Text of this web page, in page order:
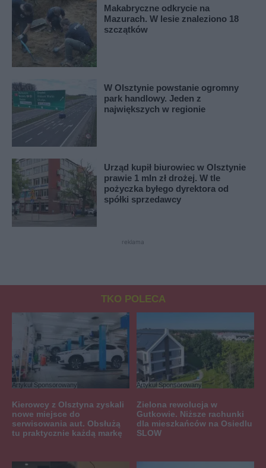
Makabryczne odkrycie na
Mazurach. W lesie znaleziono 18
szczątków
W Olsztynie powstanie ogromny
park handlowy. Jeden z
największych w regionie
Urząd kupił biurowiec w Olsztynie
prawie 1 mln zł drożej. W tle
pożyczka byłego dyrektora od
spółki sprzedawcy
reklama
TKO POLECA
Artykuł Sponsorowany
Kierowcy z Olsztyna zyskali
nowe miejsce do
serwisowania aut. Obsłużą
tu praktycznie każdą markę
Artykuł Sponsorowany
Zielona rewolucja w
Gutkowie. Niższe rachunki
dla mieszkańców na Osiedlu
SLOW